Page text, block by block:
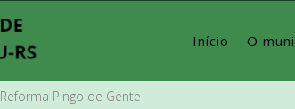
Início O
Reforma Pingo de Gente